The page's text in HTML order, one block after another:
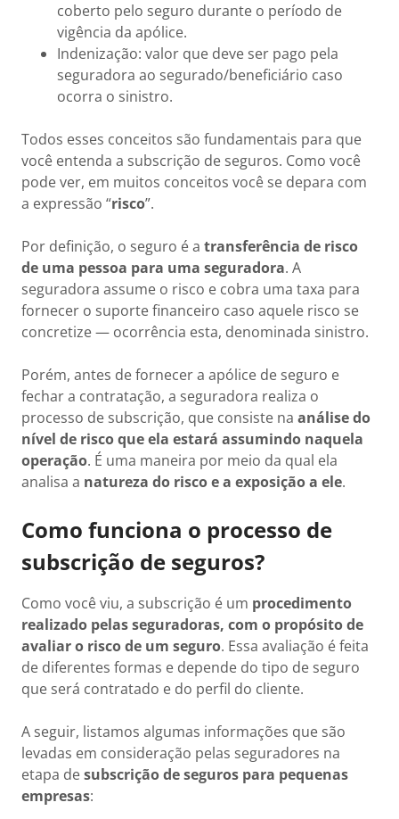
coberto pelo seguro durante o período de
vigência da apólice.
Indenização: valor que deve ser pago pela
seguradora ao segurado/beneficiário caso
ocorra o sinistro.
Todos esses conceitos são fundamentais para que
você entenda a subscrição de seguros. Como você
pode ver, em muitos conceitos você se depara com
a expressão “risco”.
Por definição, o seguro é a transferência de risco
de uma pessoa para uma seguradora. A
seguradora assume o risco e cobra uma taxa para
fornecer o suporte financeiro caso aquele risco se
concretize — ocorrência esta, denominada sinistro.
Porém, antes de fornecer a apólice de seguro e
fechar a contratação, a seguradora realiza o
processo de subscrição, que consiste na análise do
nível de risco que ela estará assumindo naquela
operação. É uma maneira por meio da qual ela
analisa a natureza do risco e a exposição a ele.
Como funciona o processo de
subscrição de seguros?
Como você viu, a subscrição é um procedimento
realizado pelas seguradoras, com o propósito de
avaliar o risco de um seguro. Essa avaliação é feita
de diferentes formas e depende do tipo de seguro
que será contratado e do perfil do cliente.
A seguir, listamos algumas informações que são
levadas em consideração pelas seguradores na
etapa desubscrição de seguros para pequenas
empresas: